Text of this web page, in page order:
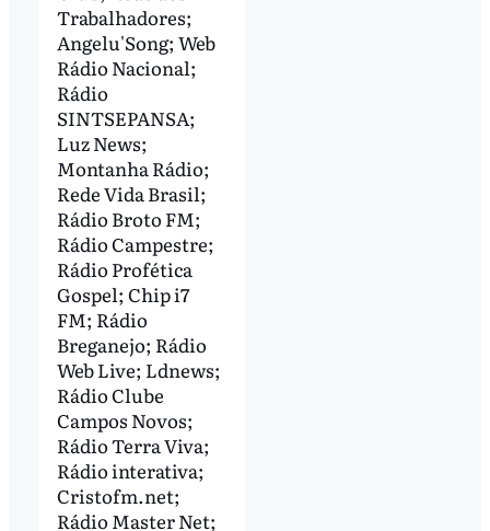
Trabalhadores;
Angelu'Song; Web
Rádio Nacional;
Rádio
SINTSEPANSA;
Luz News;
Montanha Rádio;
Rede Vida Brasil;
Rádio Broto FM;
Rádio Campestre;
Rádio Profética
Gospel; Chip i7
FM; Rádio
Breganejo; Rádio
Web Live; Ldnews;
Rádio Clube
Campos Novos;
Rádio Terra Viva;
Rádio interativa;
Cristofm.net;
Rádio Master Net;